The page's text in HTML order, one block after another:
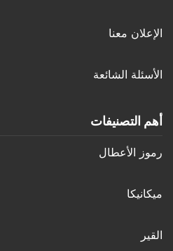
الإعلان معنا
الأسئلة الشائعة
أهم التصنيفات
رموز الأعطال
ميكانيكا
القير